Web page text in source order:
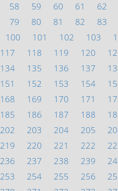
58 59 60 61 62
79 80 81 82 83
100 101 102 103
117 118 119 120
134 135 136 137
151 152 153 154
168 169 170 171
185 186 187 188
202 203 204 205
219 220 221 222
236 237 238 239
253 254 255 256